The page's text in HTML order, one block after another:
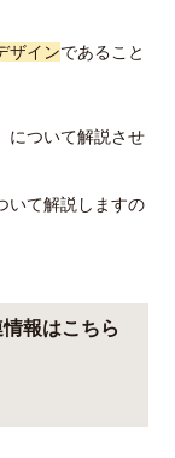
ザインであること
」について解説させ
いて解説しますの
報はこちら